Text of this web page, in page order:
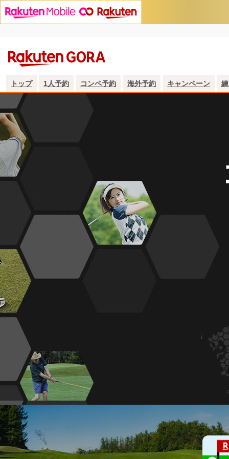
トップ 1人予約 コンペ予約 海外予約 キャンペーン